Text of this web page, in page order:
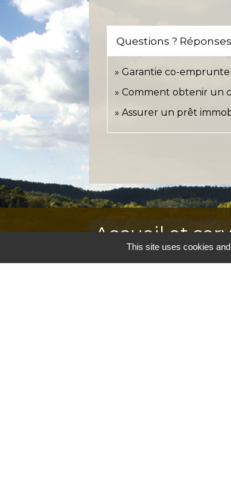
Questions ?
Garantie co-
Comment obtenir un
Assurer un prêt
Accueil et
Commune de Correns
This site uses cookies